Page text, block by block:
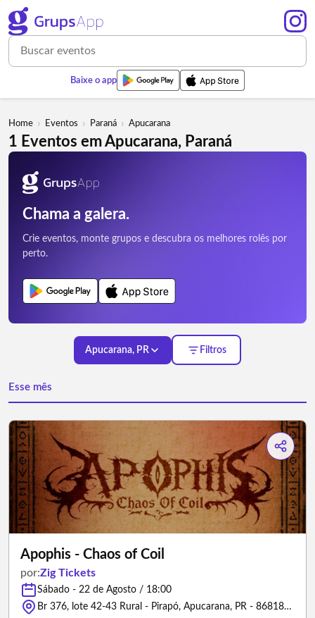
Baixe o app
Home › Eventos › Paraná › Apucarana
1 Eventos em Apucarana, Paraná
Chama a galera.
Crie eventos, monte grupos e descubra os melhores rolês por
perto.
Apucarana, PR Filtros
Esse mês
Apophis - Chaos of Coil
por:Zig Tickets
Sábado - 22 de Agosto / 18:00
Br 376, lote 42-43 Rural - Pirapó, Apucarana, PR - 86818-000 - Apucarana/Paraná